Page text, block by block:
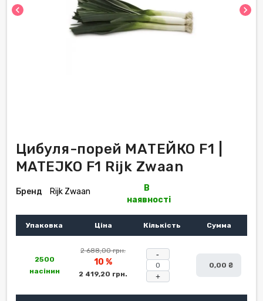
chevron_left chevron_right
Цибуля-порей МАТЕЙКО F1 |
MATEJKO F1 Rijk Zwaan
Бренд Rijk Zwaan
В
наявності
Упаковка Ціна Кількість Сумма
2500
насінин
2 688,00 грн.
10 %
2 419,20 грн. +
0,00 ₴